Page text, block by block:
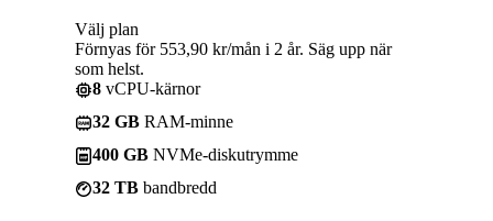
Välj plan
Förnyas för 553,90 kr/mån i 2 år. Säg upp när
som helst.
8 vCPU-kärnor
32 GB RAM-minne
400 GB NVMe-diskutrymme
32 TB bandbredd